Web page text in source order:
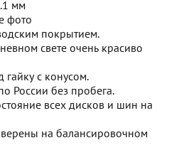
мм
фото
покрытием.
свете очень красиво
с конусом.
России без пробега.
всех дисков и шин на
на балансировочном